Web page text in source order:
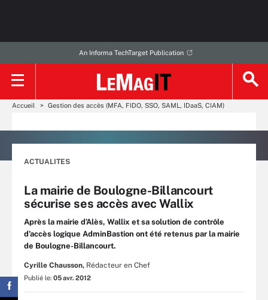
An Informa TechTarget Publication
Accueil Gestion des accès (MFA, FIDO, SSO, SAML, IDaaS, CIAM)
ACTUALITES
La mairie de Boulogne-Billancourt
sécurise ses accès avec Wallix
Après la mairie d’Alès, Wallix et sa solution de contrôle
d’accès logique AdminBastion ont été retenus par la mairie
de Boulogne-Billancourt.
Cyrille Chausson, Rédacteur en Chef
Publié le: 05 avr. 2012